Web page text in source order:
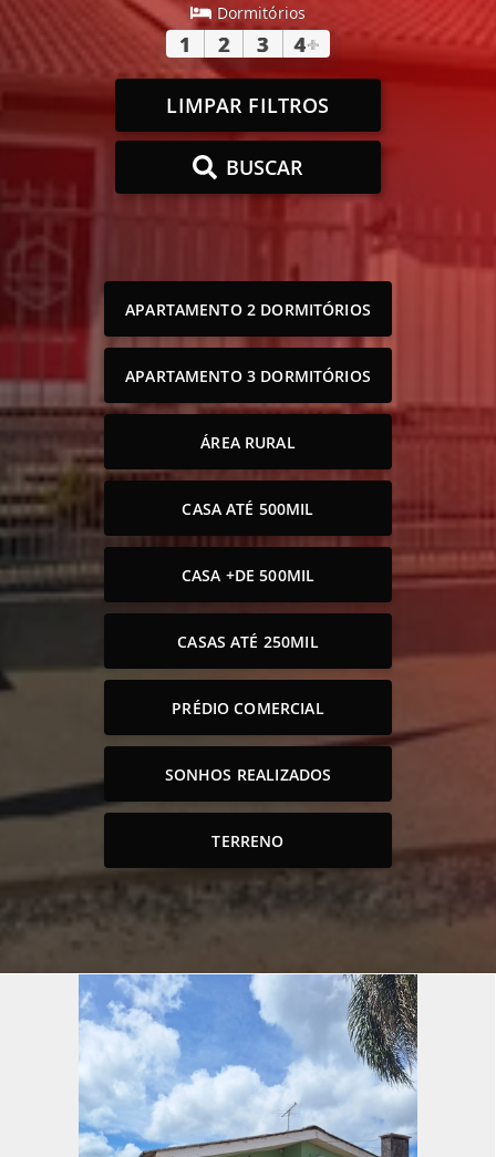
Dormitórios
1 2 3 4+
LIMPAR FILTROS
BUSCAR
APARTAMENTO 2 DORMITÓRIOS
APARTAMENTO 3 DORMITÓRIOS
ÁREA RURAL
CASA ATÉ 500MIL
CASA +DE 500MIL
CASAS ATÉ 250MIL
PRÉDIO COMERCIAL
SONHOS REALIZADOS
TERRENO